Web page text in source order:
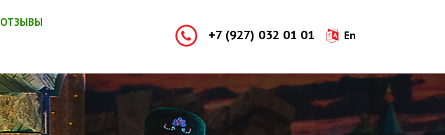
ОТЗЫВЫ
+7 (927) 032 01 01 En